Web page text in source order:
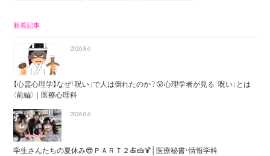
新着記事
2026.8.6
【心霊心理学】なぜ「呪い」で人は倒れたのか？😲心理学者が見る「呪い」とは
（前編）｜医療心理科
2026.8.6
学生さんたちの夏休み😎ＰＡＲＴ２🍝🍰🍹│医療秘書・情報学科